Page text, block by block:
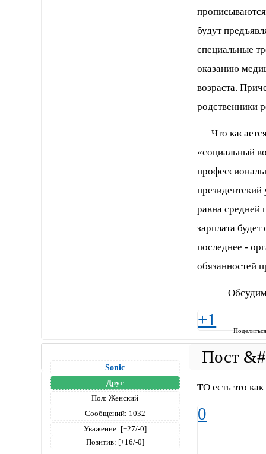
будут
специальные
оказанию
возраста.
родственники
Что касается
«социальный
президентский
равна средней
зарплата
последнее -
обязанностей
+1
Sonic
Друг
Пол: Женский
Сообщений: 1032
Уважение: [+27/-0]
Позитив: [+16/-0]
ТО есть это
0